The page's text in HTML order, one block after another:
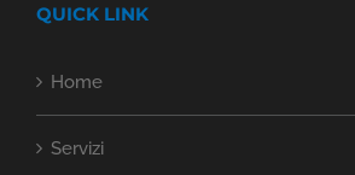
QUICK LINK
Home
Servizi